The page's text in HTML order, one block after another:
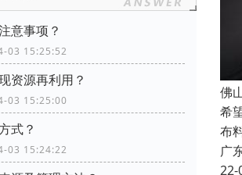
意事项？
03 15:25:52
资源再利用？
03 15:25:00
式？
03 15:24:22
佛
希
布
广
22-